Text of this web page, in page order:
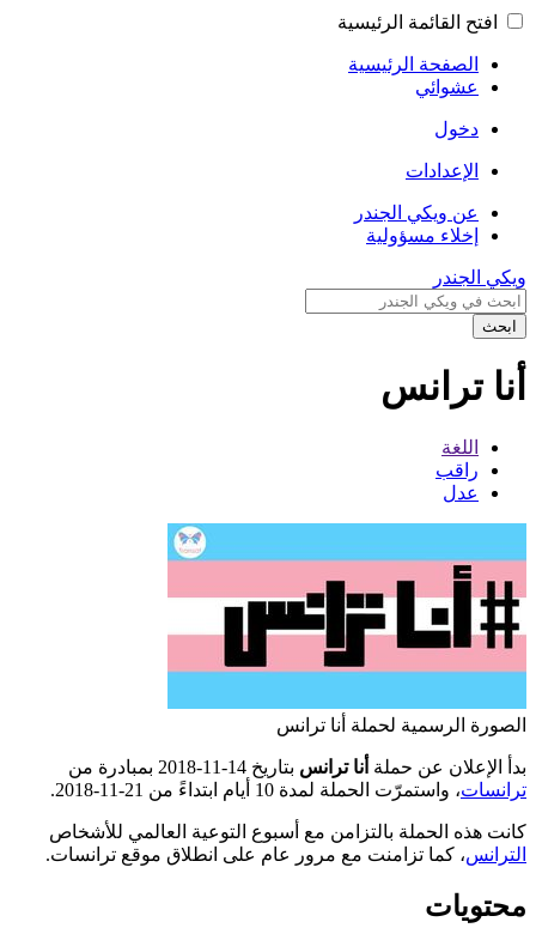
افتح القائمة الرئيسية
الصفحة الرئيسية
عشوائي
دخول
الإعدادات
عن ويكي الجندر
إخلاء مسؤولية
ويكي الجندر
ابحث
أنا ترانس
اللغة
راقب
عدل
الصورة الرسمية لحملة أنا ترانس
بدأ الإعلان عن حملة أنا ترانس بتاريخ 14-11-2018 بمبادرة من
ترانسات، واستمرّت الحملة لمدة 10 أيام ابتداءً من 21-11-2018.
كانت هذه الحملة بالتزامن مع أسبوع التوعية العالمي للأشخاص
الترانس، كما تزامنت مع مرور عام على انطلاق موقع ترانسات.
محتويات